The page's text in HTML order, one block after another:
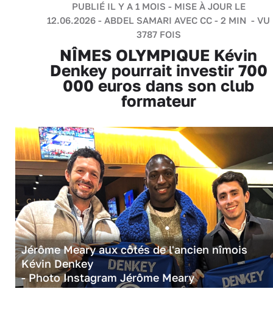
PUBLIÉ IL Y A 1 MOIS - MISE À JOUR LE
12.06.2026 - ABDEL SAMARI AVEC CC - 2 MIN - VU
3787 FOIS
NÎMES OLYMPIQUE Kévin
Denkey pourrait investir 700
000 euros dans son club
formateur
Jérôme Meary aux côtés de l'ancien nîmois
Kévin Denkey
- Photo Instagram Jérôme Meary